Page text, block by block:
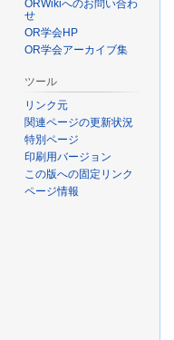
ORWikiへのお問い合わ
せ
OR学会HP
OR学会アーカイブ集
ツール
リンク元
関連ページの更新状況
特別ページ
印刷用バージョン
この版への固定リンク
ページ情報